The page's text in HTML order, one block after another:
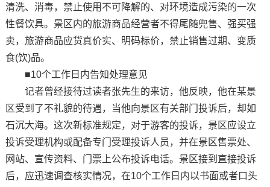
清洗、消毒，禁止使用不可降解的、对环境造成污染的一次
性餐饮具。景区内的旅游商品经营者不得尾随兜售、强买强
卖，旅游商品应货真价实、明码标价，禁止销售过期、变质
食(饮)品。
■10个工作日内告知处理意见
记者曾经接待过读者张先生的来访，他反映，他在某景
区受到了不礼貌的待遇，当他向景区有关部门投诉后，却如
石沉大海。这次新标准规定，对于游客的投诉，景区应设立
投诉受理机构或配备专门受理投诉人员，并在景区售票处、
网站、宣传资料、门票上公布投诉电话。景区接到直接投诉
后，应迅速调查核实情况，在10个工作日内以书面或者口头